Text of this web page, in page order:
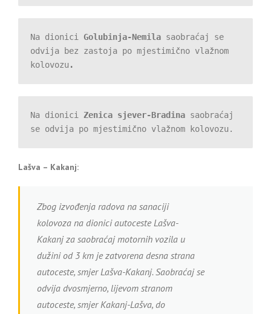
Na dionici Golubinja-Nemila saobraćaj se
odvija bez zastoja po mjestimično vlažnom
kolovozu .
Na dionici Zenica sjever-Bradina saobraćaj
se odvija po mjestimično vlažnom kolovozu.
Lašva – Kakanj:
Zbog izvođenja radova na sanaciji
kolovoza na dionici autoceste Lašva-
Kakanj za saobraćaj motornih vozila u
dužini od 3 km je zatvorena desna strana
autoceste, smjer Lašva-Kakanj. Saobraćaj se
odvija dvosmjerno, lijevom stranom
autoceste, smjer Kakanj-Lašva, do